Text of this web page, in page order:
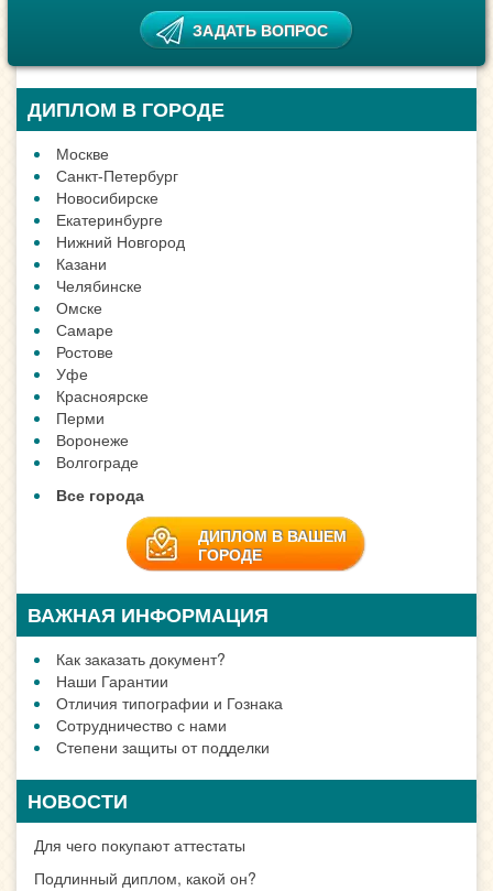
ДИПЛОМ В ГОРОДЕ
Москве
Санкт-Петербург
Новосибирске
Екатеринбурге
Нижний Новгород
Казани
Челябинске
Омске
Самаре
Ростове
Уфе
Красноярске
Перми
Воронеже
Волгограде
Все города
ДИПЛОМ В ВАШЕМ
ГОРОДЕ
ВАЖНАЯ ИНФОРМАЦИЯ
Как заказать документ?
Наши Гарантии
Отличия типографии и Гознака
Сотрудничество с нами
Степени защиты от подделки
НОВОСТИ
Для чего покупают аттестаты
Подлинный диплом, какой он?